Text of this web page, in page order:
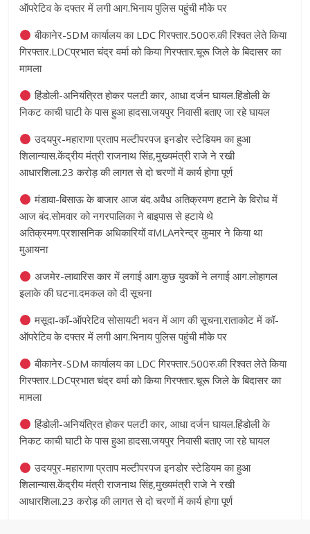
ऑपरेटिव के दफ्तर में लगी आग.भिनाय पुलिस पहुंची मौके पर
बीकानेर-SDM कार्यालय का LDC गिरफ्तार.500रु.की रिश्वत लेते किया
गिरफ्तार.LDCप्रभात चंद्र वर्मा को किया गिरफ्तार.चूरू जिले के बिदासर का
मामला
हिंडोली-अनियंत्रित होकर पलटी कार, आधा दर्जन घायल.हिंडोली के
निकट काची घाटी के पास हुआ हादसा.जयपुर निवासी बताए जा रहे घायल
उदयपुर-महाराणा प्रताप मल्टीपरपज इनडोर स्टेडियम का हुआ
शिलान्यास.केंद्रीय मंत्री राजनाथ सिंह,मुख्यमंत्री राजे ने रखी
आधारशिला.23 करोड़ की लागत से दो चरणों में कार्य होगा पूर्ण
मंडावा-बिसाऊ के बाजार आज बंद.अवैध अतिक्रमण हटाने के विरोध में
आज बंद.सोमवार को नगरपालिका ने बाइपास से हटाये थे
अतिक्रमण.प्रशासनिक अधिकारियों वMLAनरेन्द्र कुमार ने किया था
मुआयना
अजमेर-लावारिस कार में लगाई आग.कुछ युवकों ने लगाई आग.लोहागल
इलाके की घटना.दमकल को दी सूचना
मसूदा-कॉ-ऑपरेटिव सोसायटी भवन में आग की सूचना.राताकोट में कॉ-
ऑपरेटिव के दफ्तर में लगी आग.भिनाय पुलिस पहुंची मौके पर
बीकानेर-SDM कार्यालय का LDC गिरफ्तार.500रु.की रिश्वत लेते किया
गिरफ्तार.LDCप्रभात चंद्र वर्मा को किया गिरफ्तार.चूरू जिले के बिदासर का
मामला
हिंडोली-अनियंत्रित होकर पलटी कार, आधा दर्जन घायल.हिंडोली के
निकट काची घाटी के पास हुआ हादसा.जयपुर निवासी बताए जा रहे घायल
उदयपुर-महाराणा प्रताप मल्टीपरपज इनडोर स्टेडियम का हुआ
शिलान्यास.केंद्रीय मंत्री राजनाथ सिंह,मुख्यमंत्री राजे ने रखी
आधारशिला.23 करोड़ की लागत से दो चरणों में कार्य होगा पूर्ण